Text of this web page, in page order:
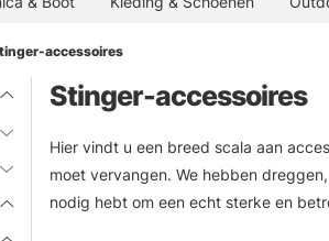
accessoires
Stinger-accessoires
Hier vindt u een breed scala aan
moet vervangen. We hebben
nodig hebt om een echt sterke en